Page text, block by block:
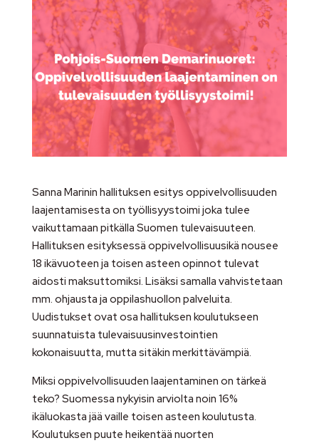
Sanna Marinin hallituksen esitys oppivelvollisuuden
laajentamisesta on työllisyystoimi joka tulee
vaikuttamaan pitkälla Suomen tulevaisuuteen.
Hallituksen esityksessä oppivelvollisuusikä nousee
18 ikävuoteen ja toisen asteen opinnot tulevat
aidosti maksuttomiksi. Lisäksi samalla vahvistetaan
mm. ohjausta ja oppilashuollon palveluita.
Uudistukset ovat osa hallituksen koulutukseen
suunnatuista tulevaisuusinvestointien
kokonaisuutta, mutta sitäkin merkittävämpiä.
Miksi oppivelvollisuuden laajentaminen on tärkeä
teko? Suomessa nykyisin arviolta noin 16%
ikäluokasta jää vaille toisen asteen koulutusta.
Koulutuksen puute heikentää nuorten